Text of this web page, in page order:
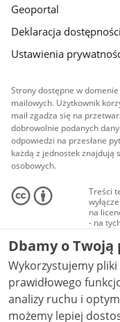
Geoportal
Deklaracja
Ustawienia
Strony dostępne w
mailowych. Użytkownik
mail zgadza się na
dobrowolnie podanych
odpowiedzi na przesłane
każdą z jednostek znajdują
osobowych.
Treści
na
- na
audio i
NC-ND
Dbamy o
Wykorzystujemy
prawidłowego
analizy ruchu i
możemy lepiej